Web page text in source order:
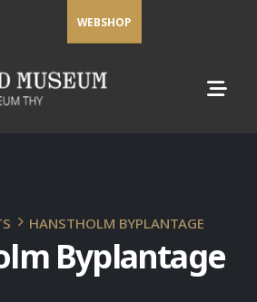
WEBSHOP
HANSTHOLM BYPLANTAGE
Byplantage